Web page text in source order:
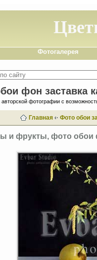
Фотогалерея
фон заставка
фотографии с
Главная ‹· Фото обои
и фрукты, фото обои